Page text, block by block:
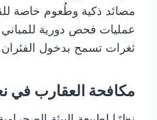
مصائد ذكية وطُعوم خاصة
عمليات فحص دورية
ثغرات تسمح بدخول
مكافحة العقارب في